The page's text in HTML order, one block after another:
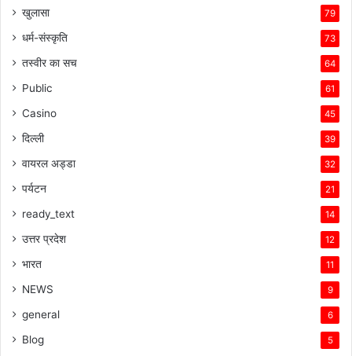
खुलासा 79
धर्म-संस्कृति 73
तस्वीर का सच 64
Public 61
Casino 45
दिल्ली 39
वायरल अड्डा 32
पर्यटन 21
ready_text 14
उत्तर प्रदेश 12
भारत 11
NEWS 9
general 6
Blog 5